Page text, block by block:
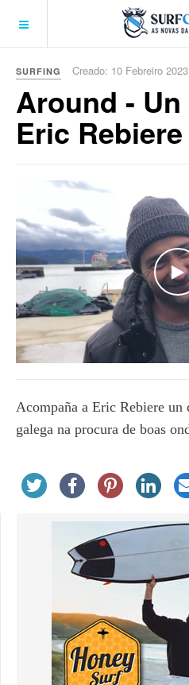
SURFING Creado: 10 Febreiro 2023
Around -
Eric Rebiere
Acompaña a Eric Rebiere un
galega na procura de boas